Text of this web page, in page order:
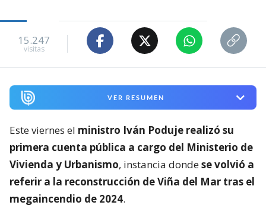
15.247
visitas
VER RESUMEN
Este viernes el ministro Iván Poduje realizó su
primera cuenta pública a cargo del Ministerio de
Vivienda y Urbanismo, instancia dondese volvió a
referir a la reconstrucción de Viña del Mar tras el
megaincendio de 2024.